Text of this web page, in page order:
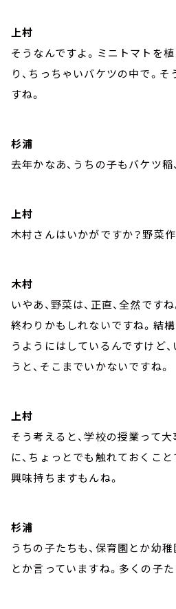
上村
そうなんですよ。ミニトマトを
り、ちっちゃいバケツの中で。
すね。
杉浦
去年かなあ、うちの子もバケツ稲
上村
木村さんはいかがですか？野菜作
木村
いやあ、野菜は、正直、全然です
終わりかもしれないですね。結
うようにはしているんですけど
うと、そこまでいかないですね。
上村
そう考えると、学校の授業って
に、ちょっとでも触れておくこ
興味持ちますもんね。
杉浦
うちの子たちも、保育園とか幼
とか言っていますね。多くの子